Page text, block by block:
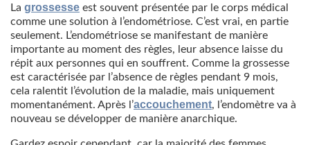
La grossesse est souvent présentée par le corps médical
comme une solution à l’endométriose. C’est vrai, en partie
seulement. L’endométriose se manifestant de manière
importante au moment des règles, leur absence laisse du
répit aux personnes qui en souffrent. Comme la grossesse
est caractérisée par l’absence de règles pendant 9 mois,
cela ralentit l’évolution de la maladie, mais uniquement
momentanément. Après l’accouchement, l’endomètre va à
nouveau se développer de manière anarchique.